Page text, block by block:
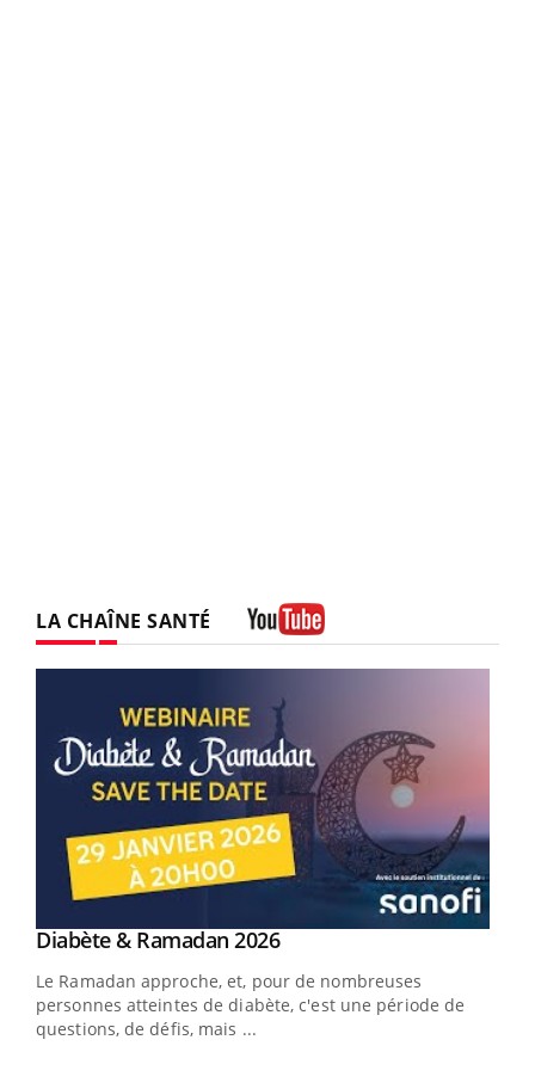
LA CHAÎNE SANTÉ
Youtube
Diabète & Ramadan 2026Youtube
Le Ramadan approche, et, pour de nombreuses
personnes atteintes de diabète, c'est une période de
questions, de défis, mais ...